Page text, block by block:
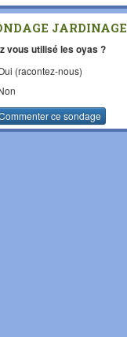
JARDINAGE
vous utilisé les oyas ?
(racontez-nous)
ce sondage